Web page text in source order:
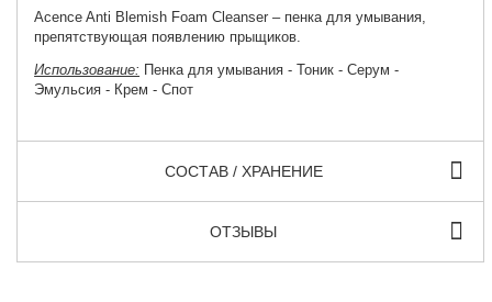
Acence Anti Blemish Foam Cleanser – пенка для умывания,
препятствующая появлению прыщиков.
Использование: Пенка для умывания - Тоник - Серум -
Эмульсия - Крем - Спот
СОСТАВ / ХРАНЕНИЕ
ОТЗЫВЫ